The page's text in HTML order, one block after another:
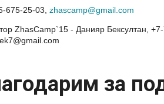
675-25-03, zhascamp@gmail.com
ZhasCamp`15 - Данияр Бексултан,
за